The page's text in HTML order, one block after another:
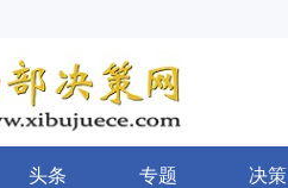
头条 专题 决策